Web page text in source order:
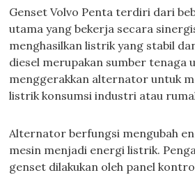
Genset Volvo Penta terdiri dari
utama yang bekerja secara
menghasilkan listrik yang stabil
diesel merupakan sumber tenaga
menggerakkan alternator untuk
listrik konsumsi industri atau
Alternator berfungsi mengubah
mesin menjadi energi listrik.
genset dilakukan oleh panel